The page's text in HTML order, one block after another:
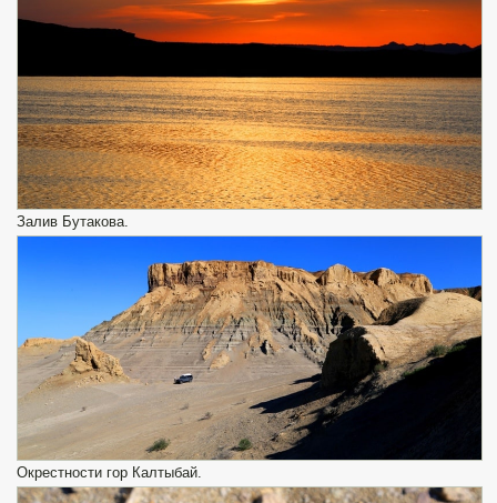
Залив Бутакова.
Окрестности гор Калтыбай.